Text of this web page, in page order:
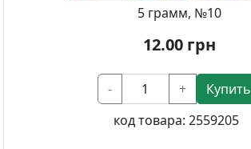
5 грамм, №10
12.00грн
- +
Купить
код товара: 2559205